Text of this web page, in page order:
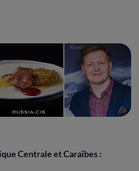
Centrale et Caraïbes :